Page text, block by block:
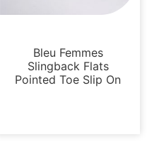
Bleu Femmes
Slingback Flats
Pointed Toe Slip On